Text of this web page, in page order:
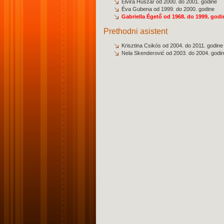
Elvira Huszár od 2000. do 2001. godine
Éva Gubena od 1999. do 2000. godine
Gabriella Égető od 1968. do 1999.
Prethodni asistent
Krisztina Csikós od 2004. do 2011. godine
Nela Skenderović od 2003. do 2004.